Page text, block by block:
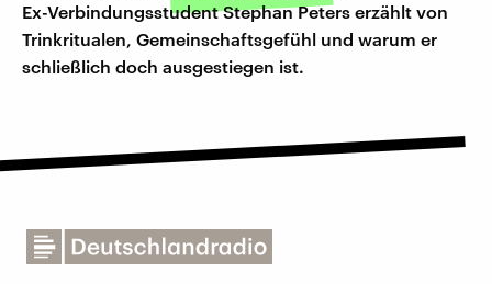
Ex-Verbindungsstudent Stephan Peters erzählt von
Trinkritualen, Gemeinschaftsgefühl und warum er
schließlich doch ausgestiegen ist.